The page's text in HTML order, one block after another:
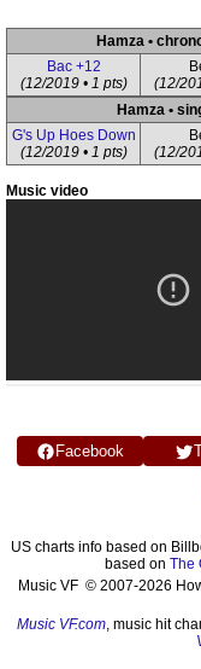
Hamza •
Bac +12
(12/2019 • 1 pts)
(12/
Hamza •
G's Up Hoes Down
(12/2019 • 1 pts)
(12/
Music video
Facebook
US charts info based on
based on The
Music VF © 2007-2026
Music VF.com, music hit